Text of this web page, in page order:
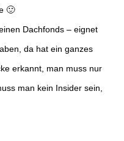
🙂
Dachfonds – eignet
da hat ein ganzes
erkannt, man muss nur
man kein Insider sein,